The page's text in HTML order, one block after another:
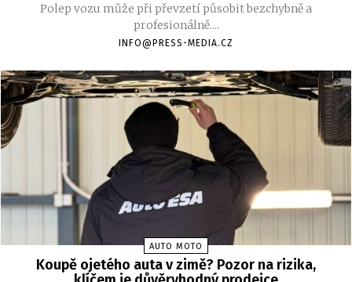
Polep vozu může při převzetí působit bezchybně a
profesionálně....
INFO@PRESS-MEDIA.CZ
AUTO MOTO
Koupě ojetého auta v zimě? Pozor na rizika,